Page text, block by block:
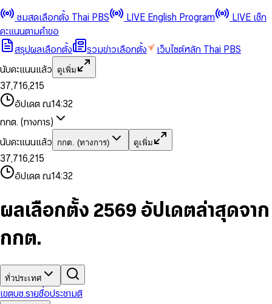
ชมสดเลือกตั้ง Thai PBS LIVE English Program
LIVE เช็ก
คะแนนตามคำขอ
สรุปผลเลือกตั้ง
รวมข่าวเลือกตั้ง
เว็บไซต์หลัก Thai PBS
นับคะแนนแล้ว
ดูเพิ่ม
0
1
2
3
4
5
6
8
9
0
1
2
3
4
5
6
7
8
9
,
0
1
2
4
6
7
8
9
0
1
2
3
4
5
6
7
8
9
0
1
3
5
6
7
8
9
,
1
2
4
5
7
8
9
0
1
3
4
6
7
8
9
0
2
3
4
5
7
8
อัปเดต ณ14:32
กกต. (ทางการ)
นับคะแนนแล้ว
กกต. (ทางการ) ดูเพิ่ม
0
1
2
3
4
5
7
8
0
1
2
4
5
6
7
8
9
,
0
1
2
4
6
7
8
9
0
1
2
3
5
6
8
9
0
1
3
5
6
7
8
,
1
2
4
6
7
9
0
1
3
5
6
8
9
0
2
3
4
5
7
9
อัปเดต ณ14:32
ผลเลือกตั้ง 2569 อัปเดตล่าสุดจาก
กกต.
ทั่วประเทศ
เขตบช.รายชื่อประชามติ